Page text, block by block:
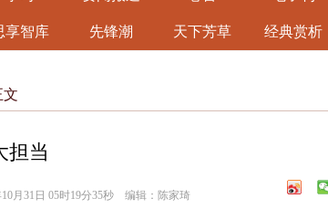
享智库 先锋潮 天下芳草 经典赏析
文
担当
月31日 05时19分35秒 编辑：陈家琦